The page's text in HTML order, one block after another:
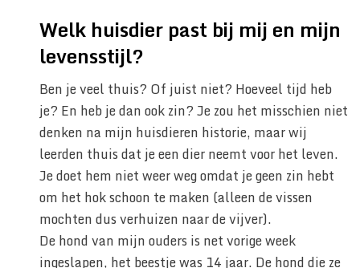
Welk huisdier past bij mij en mijn
levensstijl?
Ben je veel thuis? Of juist niet? Hoeveel tijd heb
je? En heb je dan ook zin? Je zou het misschien niet
denken na mijn huisdieren historie, maar wij
leerden thuis dat je een dier neemt voor het leven.
Je doet hem niet weer weg omdat je geen zin hebt
om het hok schoon te maken (alleen de vissen
mochten dus verhuizen naar de vijver).
De hond van mijn ouders is net vorige week
ingeslapen, het beestje was 14 jaar. De hond die ze